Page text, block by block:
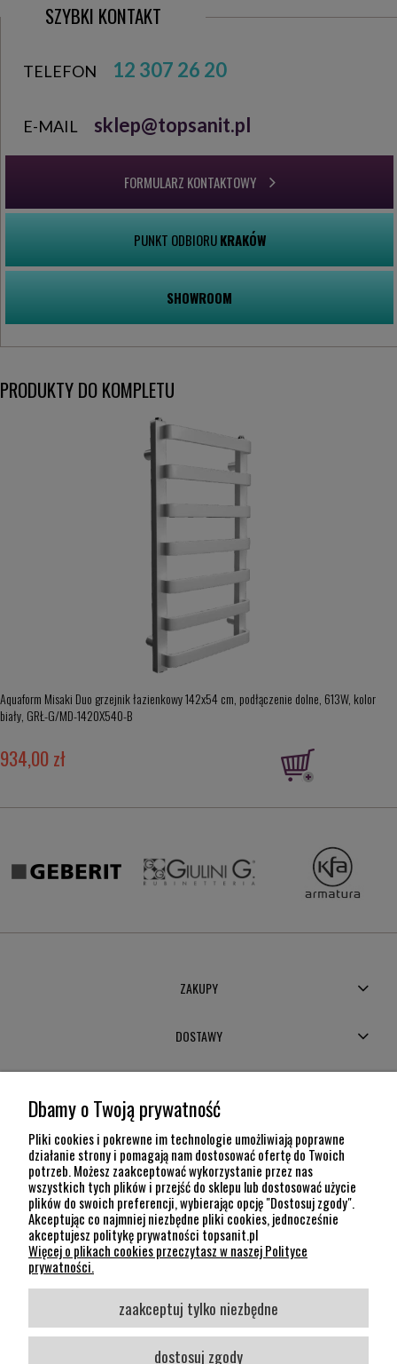
SZYBKI KONTAKT
TELEFON 12 307 26 20
E-MAIL sklep@topsanit.pl
FORMULARZ KONTAKTOWY
PUNKT ODBIORUKRAKÓW
SHOWROOM
PRODUKTY DO KOMPLETU
Aquaform Misaki Duo grzejnik łazienkowy 142x54 cm, podłączenie dolne, 613W, kolor
biały, GRŁ-G/MD-1420X540-B
934,00 zł
ZAKUPY
DOSTAWY
POMOC
INFORMACJE
KONTAKT
12 307 26 20
Kraków, 30-704 Na Dołach 8
SOCIAL MEDIA
Śledź nas
Dbamy o Twoją prywatność
Pliki cookies i pokrewne im technologie umożliwiają poprawne
działanie strony i pomagają nam dostosować ofertę do Twoich
potrzeb. Możesz zaakceptować wykorzystanie przez nas
wszystkich tych plików i przejść do sklepu lub dostosować użycie
plików do swoich preferencji, wybierając opcję "Dostosuj zgody".
Akceptując co najmniej niezbędne pliki cookies, jednocześnie
akceptujesz politykę prywatności topsanit.pl
Więcej o plikach cookies przeczytasz w naszej Polityce
prywatności.
zaakceptuj tylko niezbędne
dostosuj zgody